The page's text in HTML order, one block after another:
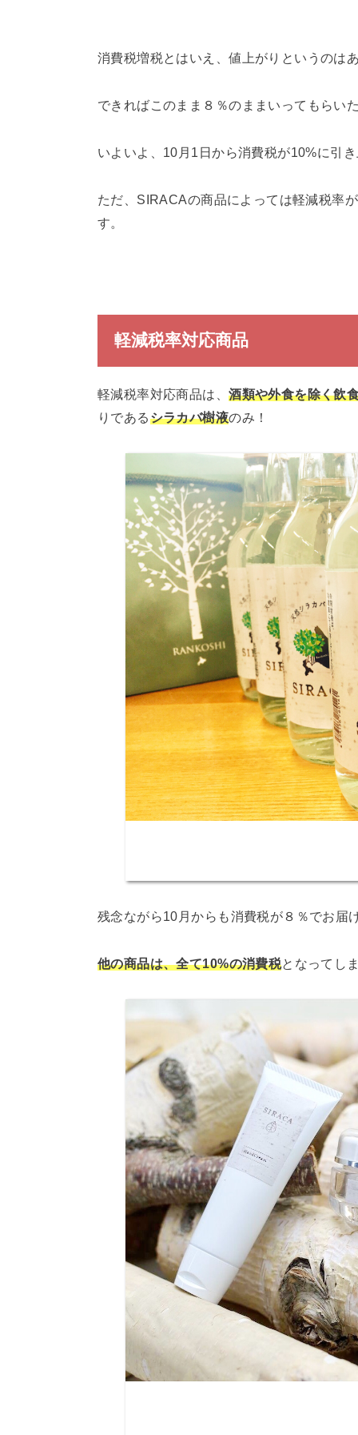
消費税増税とはいえ、値上がりというのは
できればこのまま８％のままいってもらい
いよいよ、10月1日から消費税が10%に引
ただ、SIRACAの商品によっては軽減税率
す。
軽減税率対応商品
軽減税率対応商品は、酒類や外食を除く飲
りであるシラカバ樹液のみ！
残念ながら10月からも消費税が８％でお届
他の商品は、全て10%の消費税となってし